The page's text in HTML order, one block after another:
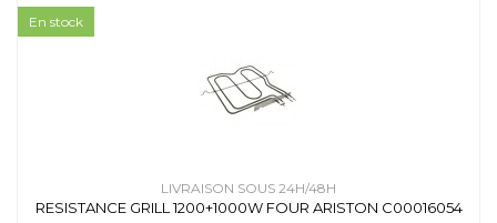
LIVRAISON SOUS 24H/48H
RESISTANCE GRILL 1200+1000W FOUR ARISTON C00016054
En stock